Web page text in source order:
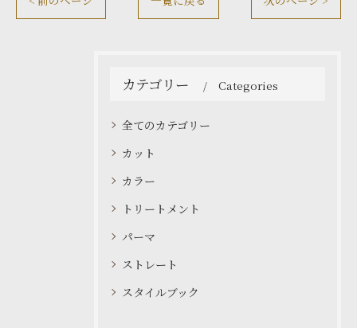
カテゴリー Categories
全てのカテゴリー
カット
カラー
トリートメント
パーマ
ストレート
スタイルブック